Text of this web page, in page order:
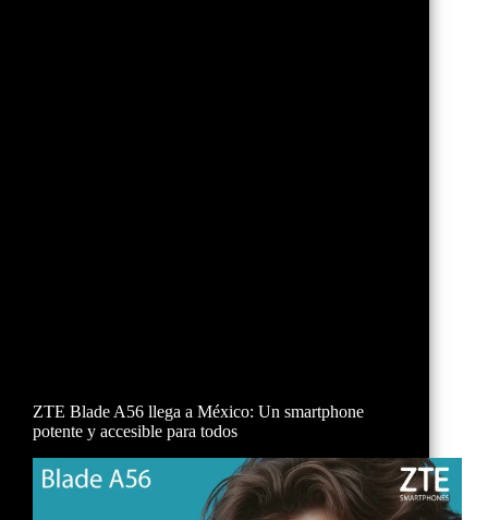
ZTE Blade A56 llega a México: Un smartphone
potente y accesible para todos